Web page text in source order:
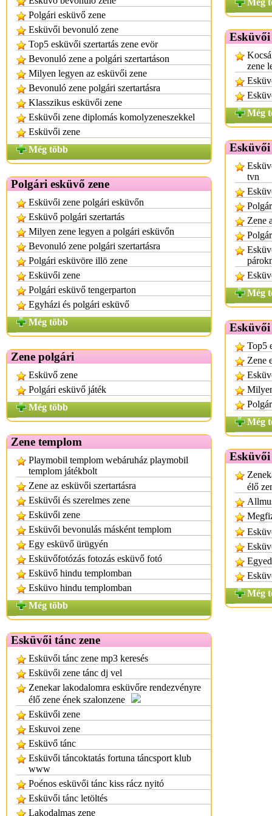
Polgári esküvő zene
Esküvői bevonuló zene
Top5 esküvői szertartás zene evör
Bevonuló zene a polgári szertartáson
Milyen legyen az esküvői zene
Bevonuló zene polgári szertartásra
Klasszikus esküvői zene
Esküvői zene diplomás komolyzeneszekkel
Esküvői zene
Még több
Polgári esküvő zene
Esküvői zene polgári esküvőn
Esküvő polgári szertartás
Milyen zene legyen a polgári esküvőn
Bevonuló zene polgári szertartásra
Polgári esküvöre illö zene
Esküvői zene
Polgári esküvő tengerparton
Egyházi és polgári esküvő
Még több
Zene polgári
Esküvő zene
Polgári esküvő játék
Még több
Zene templom
Playmobil templom webáruház playmobil
templom játékbolt
Zene az esküvői szertartásra
Esküvői és szerelmes zene
Esküvői zene
Esküvői bevonulás másként templom
Egy esküvő ürügyén
Esküvőfotózás fotozás esküvő fotó
Esküvő hindu templomban
Esküvo hindu templomban
Még több
Esküvői tánc zene
Esküvői tánc zene mp3 keresés
Esküvői zene tánc dj vel
Zenekar lakodalomra esküvőre rendezvényre
élő zene ének szalonzene
Esküvői zene
Eskuvoi zene
Esküvő tánc
Esküvői táncoktatás fortuna táncsport klub
www
Poénos esküvői tánc kiss rácz nyitó
Esküvői tánc letöltés
Lakodalmas zene
Még
Esküvői
zene
Még
Esküvői
tvn
Zene
Még
Esküvői
Top5
Zene
Még
Esküvői
élő
Még